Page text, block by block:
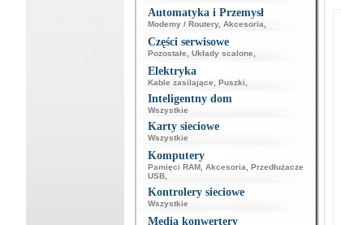
Automatyka i Przemysł
Modemy / Routery, Akcesoria
Części serwisowe
Pozostałe Układy scalone
Elektryka
Kable zasilające Puszki
Inteligentny dom
Wszystkie
Karty sieciowe
Wszystkie
Komputery
Pamięci RAM, Akcesoria
Przedłużacze
USB,
Kontrolery sieciowe
Wszystkie
Media konwertery